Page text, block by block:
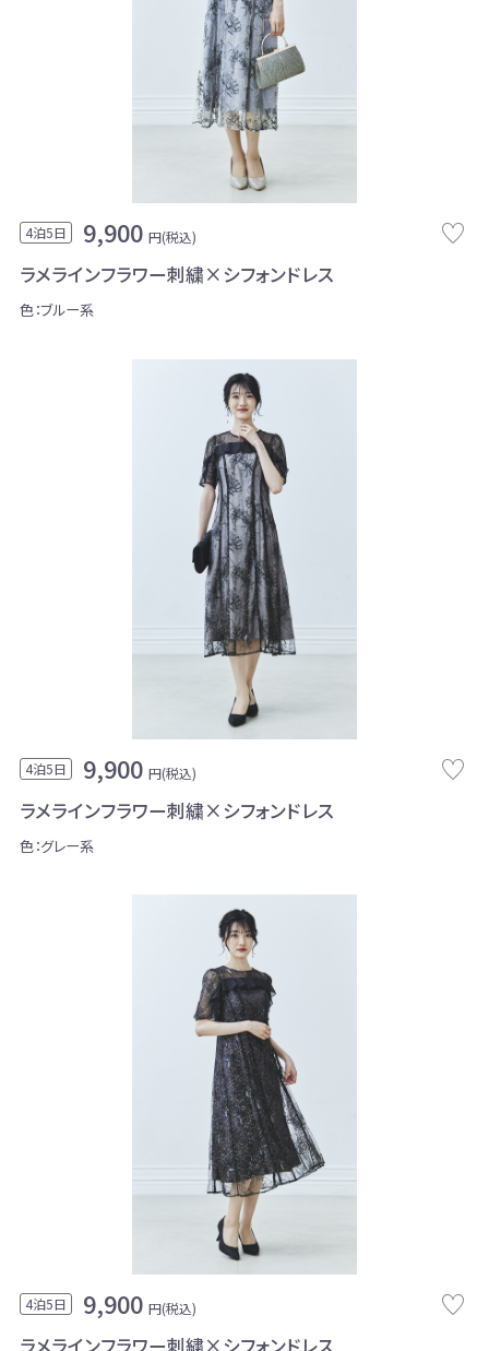
4泊5日 9,900 円(税込)
ラメラインフラワー刺繍×シフォンドレス
色：ブルー系
4泊5日 9,900 円(税込)
ラメラインフラワー刺繍×シフォンドレス
色：グレー系
4泊5日 9,900 円(税込)